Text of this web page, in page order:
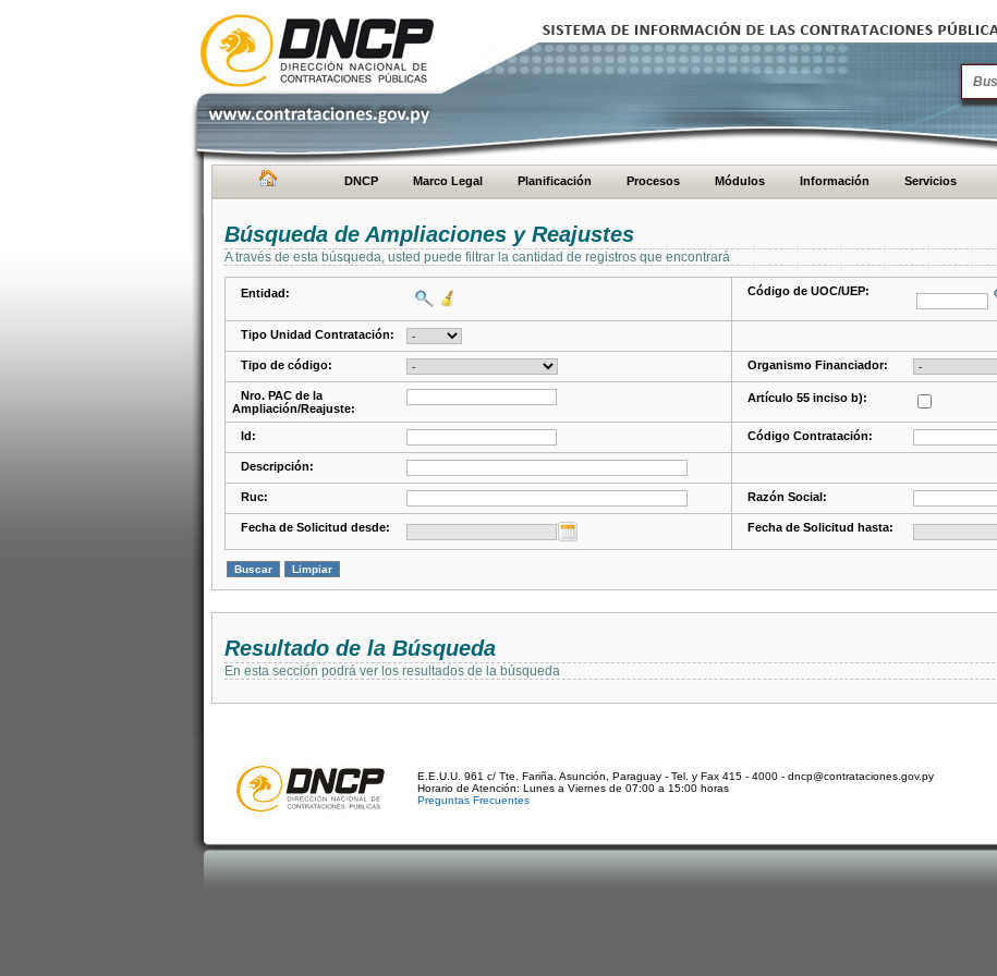
DNCP Marco Legal Planificación Procesos Módulos Información Servicios
Búsqueda de Ampliaciones y Reajustes
A través de esta búsqueda, usted puede filtrar la cantidad de registros que encontrará
Entidad: Código de UOC/UEP:
Tipo Unidad Contratación:
Tipo de código: Organismo Financiador:
Nro. PAC de la
Ampliación/Reajuste:
Artículo 55 inciso b):
Id: Código Contratación:
Descripción:
Ruc: Razón Social:
Fecha de Solicitud desde: Fecha de Solicitud hasta:
Resultado de la Búsqueda
En esta sección podrá ver los resultados de la búsqueda
E.E.U.U. 961 c/ Tte. Fariña. Asunción, Paraguay - Tel. y Fax 415 - 4000 - dncp@contrataciones.gov.py
Horario de Atención: Lunes a Viernes de 07:00 a 15:00 horas
Preguntas Frecuentes